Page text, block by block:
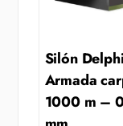
Silón
Armada
1000 m –